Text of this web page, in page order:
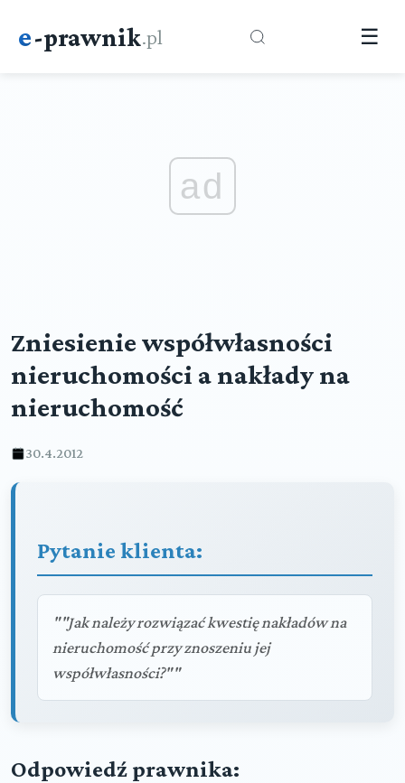
e-prawnik.pl ☰
ad
Zniesienie współwłasności
nieruchomości a nakłady na
nieruchomość
30.4.2012
Pytanie klienta:
""Jak należy rozwiązać kwestię nakładów na
nieruchomość przy znoszeniu jej
współwłasności?""
Odpowiedź prawnika: